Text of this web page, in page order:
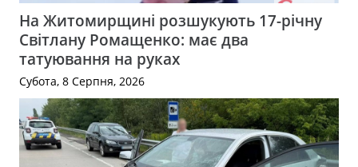
На Житомирщині розшукують 17-річну
Світлану Ромащенко: має два
татуювання на руках
Субота, 8 Серпня, 2026